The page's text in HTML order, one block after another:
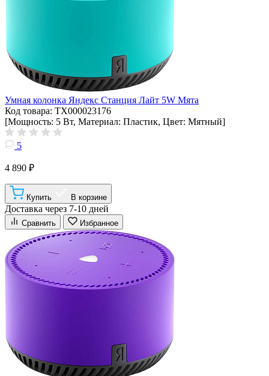
Умная колонка Яндекс Станция Лайт 5W Мята
Код товара: ТХ000023176
[Мощность: 5 Вт, Материал: Пластик, Цвет: Мятный]
5
4 890 ₽
Купить В корзине
Доставка через 7-10 дней
Сравнить Избранное